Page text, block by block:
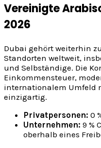
Vereinigte
2026
Dubai gehört weiterhin
Standorten weltweit,
und Selbständige. Die
Einkommensteuer,
internationalem Umfeld
einzigartig.
Privatpersonen: 0
Unternehmen: 9 %
oberhalb eines